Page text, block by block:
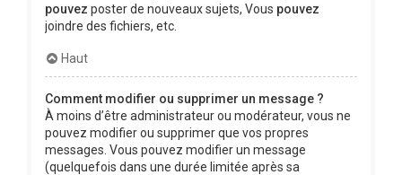
pouvez poster de nouveaux sujets, Vous pouvez
joindre des fichiers, etc.
Haut
Comment modifier ou supprimer un message ?
À moins d’être administrateur ou modérateur, vous ne
pouvez modifier ou supprimer que vos propres
messages. Vous pouvez modifier un message
(quelquefois dans une durée limitée après sa